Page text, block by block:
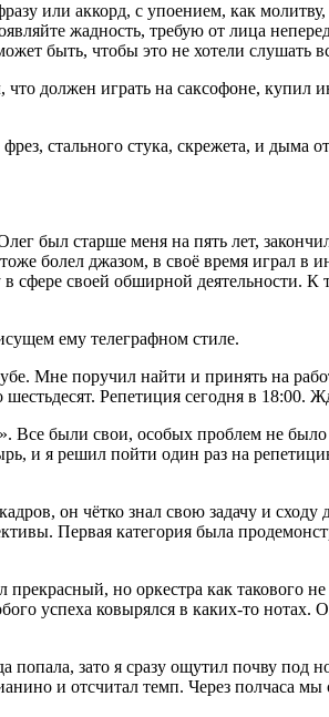
или аккорд, с упоением, как
жадность, требую от лица
быть, чтобы это не хотели слушать
должен играть на саксофоне, купил
стального стука, скрежета, и дыма
был старше меня на пять лет,
болел джазом, в своё время играл в
сфере своей обширной деятельности.
ему телеграфном стиле.
Мне поручил найти и принять на
Репетиция сегодня в 18:00.
Все были свои, особых проблем не
и я решил пойти один раз на
он чётко знал свою задачу и
Первая категория была
но оркестра как такового
успеха ковырялся в каких-то нотах.
зато я сразу ощутил почву под
и отсчитал темп. Через полчаса мы